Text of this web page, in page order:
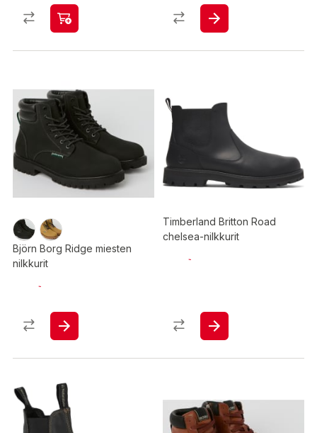
Björn Borg Ridge miesten
nilkkurit
Timberland Britton Road
chelsea-nilkkurit